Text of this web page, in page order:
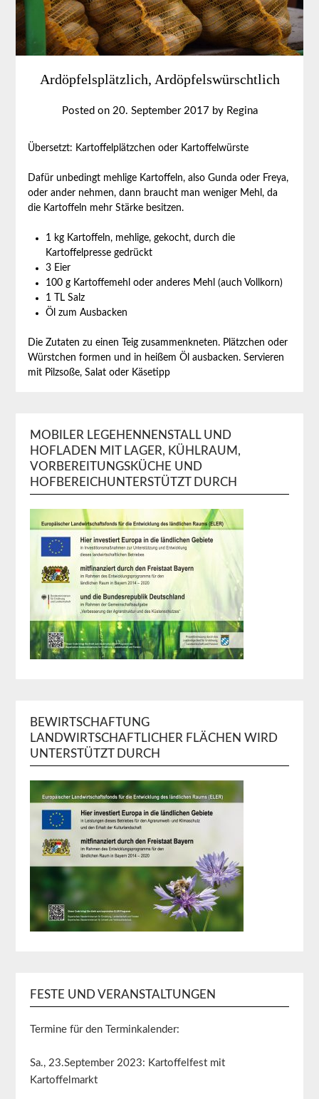
Ardöpfelsplätzlich, Ardöpfelswürschtlich
Posted on 20. September 2017 by Regina
Übersetzt: Kartoffelplätzchen oder Kartoffelwürste
Dafür unbedingt mehlige Kartoffeln, also Gunda oder Freya,
oder ander nehmen, dann braucht man weniger Mehl, da
die Kartoffeln mehr Stärke besitzen.
1 kg Kartoffeln, mehlige, gekocht, durch die
Kartoffelpresse gedrückt
3 Eier
100 g Kartoffemehl oder anderes Mehl (auch Vollkorn)
1 TL Salz
Öl zum Ausbacken
Die Zutaten zu einen Teig zusammenkneten. Plätzchen oder
Würstchen formen und in heißem Öl ausbacken. Servieren
mit Pilzsoße, Salat oder Käsetipp
MOBILER LEGEHENNENSTALL UND
HOFLADEN MIT LAGER, KÜHLRAUM,
VORBEREITUNGSKÜCHE UND
HOFBEREICHUNTERSTÜTZT DURCH
BEWIRTSCHAFTUNG
LANDWIRTSCHAFTLICHER FLÄCHEN WIRD
UNTERSTÜTZT DURCH
FESTE UND VERANSTALTUNGEN
Termine für den Terminkalender:
Sa., 23.September 2023: Kartoffelfest mit
Kartoffelmarkt